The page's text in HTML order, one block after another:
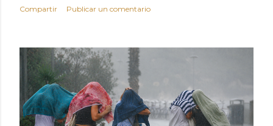
Compartir Publicar un comentario